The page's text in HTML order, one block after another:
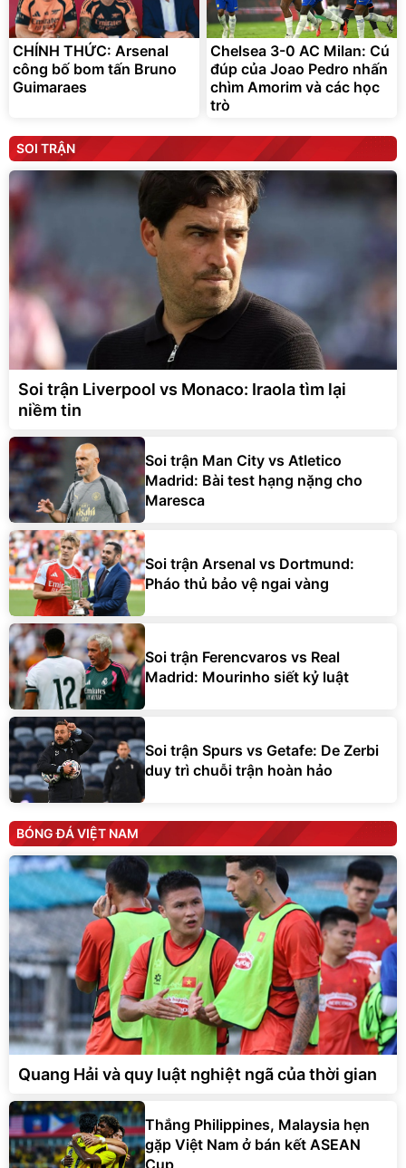
CHÍNH THỨC: Arsenal
công bố bom tấn Bruno
Guimaraes
Chelsea 3-0 AC Milan: Cú
đúp của Joao Pedro nhấn
chìm Amorim và các học
trò
SOI TRẬN
Soi trận Liverpool vs Monaco: Iraola tìm lại
niềm tin
Soi trận Man City vs Atletico
Madrid: Bài test hạng nặng cho
Maresca
Soi trận Arsenal vs Dortmund:
Pháo thủ bảo vệ ngai vàng
Soi trận Ferencvaros vs Real
Madrid: Mourinho siết kỷ luật
Soi trận Spurs vs Getafe: De Zerbi
duy trì chuỗi trận hoàn hảo
BÓNG ĐÁ VIỆT NAM
Quang Hải và quy luật nghiệt ngã của thời gian
Thắng Philippines, Malaysia hẹn
gặp Việt Nam ở bán kết ASEAN
Cup